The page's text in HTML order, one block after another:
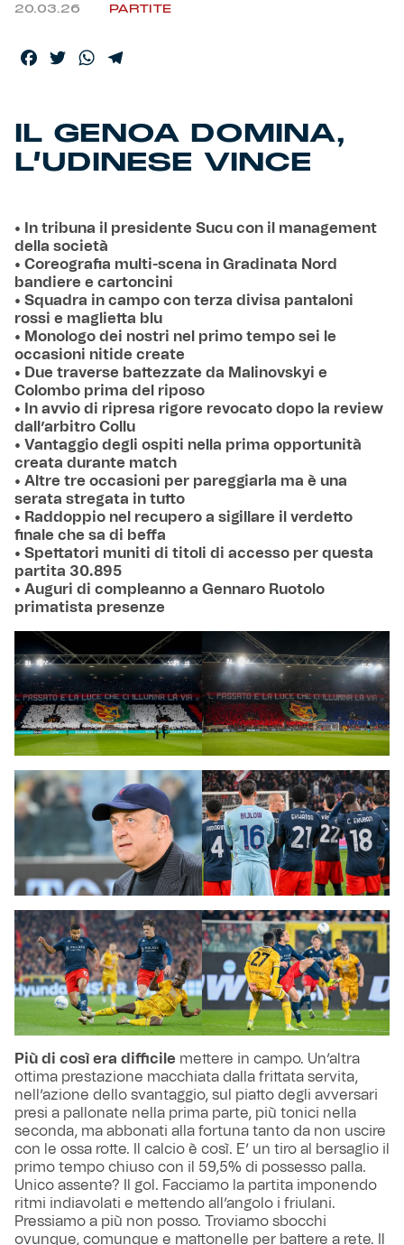
20.03.26 PARTITE
Facebook
TwitterWhatsApp
IL GENOA DOMINA,
L’UDINESE VINCE
• In tribuna il presidente Sucu con il management
della società
• Coreografia multi-scena in Gradinata Nord
bandiere e cartoncini
• Squadra in campo con terza divisa pantaloni
rossi e maglietta blu
• Monologo dei nostri nel primo tempo sei le
occasioni nitide create
• Due traverse battezzate da Malinovskyi e
Colombo prima del riposo
• In avvio di ripresa rigore revocato dopo la review
dall’arbitro Collu
• Vantaggio degli ospiti nella prima opportunità
creata durante match
• Altre tre occasioni per pareggiarla ma è una
serata stregata in tutto
• Raddoppio nel recupero a sigillare il verdetto
finale che sa di beffa
• Spettatori muniti di titoli di accesso per questa
partita 30.895
• Auguri di compleanno a Gennaro Ruotolo
primatista presenze
Più di così era difficile mettere in campo. Un’altra
ottima prestazione macchiata dalla frittata servita,
nell’azione dello svantaggio, sul piatto degli avversari
presi a pallonate nella prima parte, più tonici nella
seconda, ma abbonati alla fortuna tanto da non uscire
con le ossa rotte. Il calcio è così. E’ un tiro al bersaglio il
primo tempo chiuso con il 59,5% di possesso palla.
Unico assente? Il gol. Facciamo la partita imponendo
ritmi indiavolati e mettendo all’angolo i friulani.
Pressiamo a più non posso. Troviamo sbocchi
ovunque, comunque e mattonelle per battere a rete. Il